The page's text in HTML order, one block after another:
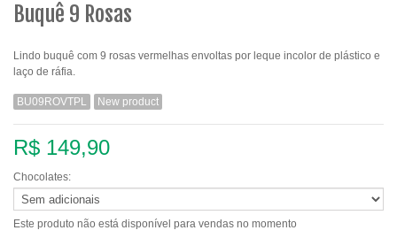
Buquê 9 Rosas
Lindo buquê com 9 rosas vermelhas envoltas por leque incolor de plástico e
laço de ráfia.
BU09ROVTPL New product
R$ 149,90
Chocolates:
Este produto não está disponível para vendas no momento